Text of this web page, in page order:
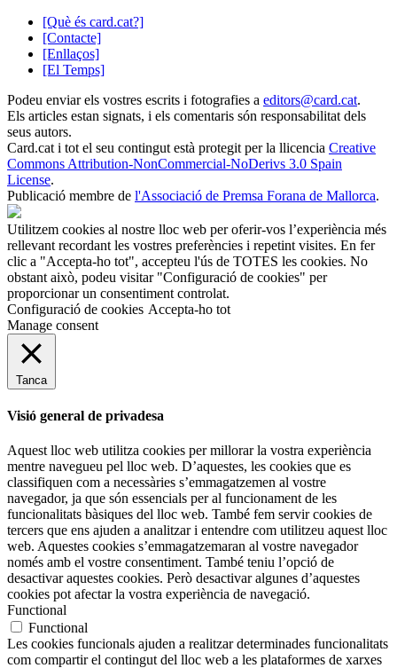
[Què és card.cat?]
[Contacte]
[Enllaços]
[El Temps]
Podeu enviar els vostres escrits i fotografies a editors@card.cat.
Els articles estan signats, i els comentaris són responsabilitat dels
seus autors.
Card.cat i tot el seu contingut està protegit per la llicencia Creative
Commons Attribution-NonCommercial-NoDerivs 3.0 Spain
License.
Publicació membre de l'Associació de Premsa Forana de Mallorca.
Utilitzem cookies al nostre lloc web per oferir-vos l’experiència més
rellevant recordant les vostres preferències i repetint visites. En fer
clic a "Accepta-ho tot", accepteu l'ús de TOTES les cookies. No
obstant això, podeu visitar "Configuració de cookies" per
proporcionar un consentiment controlat.
Configuració de cookies Accepta-ho tot
Manage consent
Tanca
Visió general de privadesa
Aquest lloc web utilitza cookies per millorar la vostra experiència
mentre navegueu pel lloc web. D’aquestes, les cookies que es
classifiquen com a necessàries s’emmagatzemen al vostre
navegador, ja que són essencials per al funcionament de les
funcionalitats bàsiques del lloc web. També fem servir cookies de
tercers que ens ajuden a analitzar i entendre com utilitzeu aquest lloc
web. Aquestes cookies s’emmagatzemaran al vostre navegador
només amb el vostre consentiment. També teniu l’opció de
desactivar aquestes cookies. Però desactivar algunes d’aquestes
cookies pot afectar la vostra experiència de navegació.
Functional
Functional
Les cookies funcionals ajuden a realitzar determinades funcionalitats
com compartir el contingut del lloc web a les plataformes de xarxes